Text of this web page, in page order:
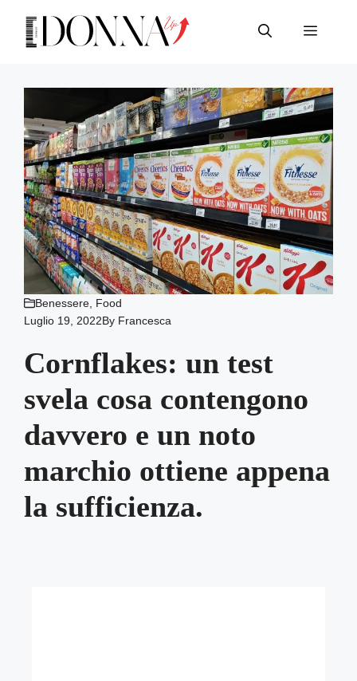
contenuto
Menu
Benessere Food
Luglio 19, 2022By Francesca
Cornflakes: un test
svela cosa contengono
davvero e un noto
marchio ottiene appena
la sufficienza.